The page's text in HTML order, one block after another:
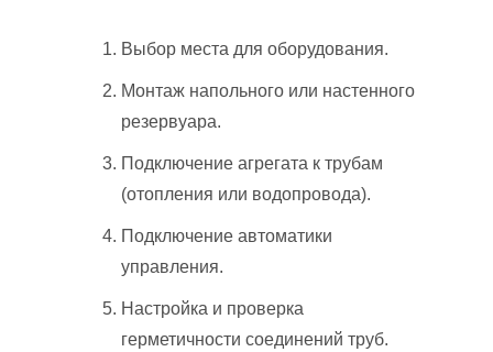
Выбор места для оборудования.
Монтаж напольного или настенного
резервуара.
Подключение агрегата к трубам
(отопления или водопровода).
Подключение автоматики
управления.
Настройка и проверка
герметичности соединений труб.